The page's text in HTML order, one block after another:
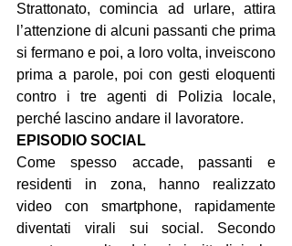
Strattonato, comincia ad urlare, attira
l’attenzione di alcuni passanti che prima
si fermano e poi, a loro volta, inveiscono
prima a parole, poi con gesti eloquenti
contro i tre agenti di Polizia locale,
perché lascino andare il lavoratore.
EPISODIO SOCIAL
Come spesso accade, passanti e
residenti in zona, hanno realizzato
video con smartphone, rapidamente
diventati virali sui social. Secondo